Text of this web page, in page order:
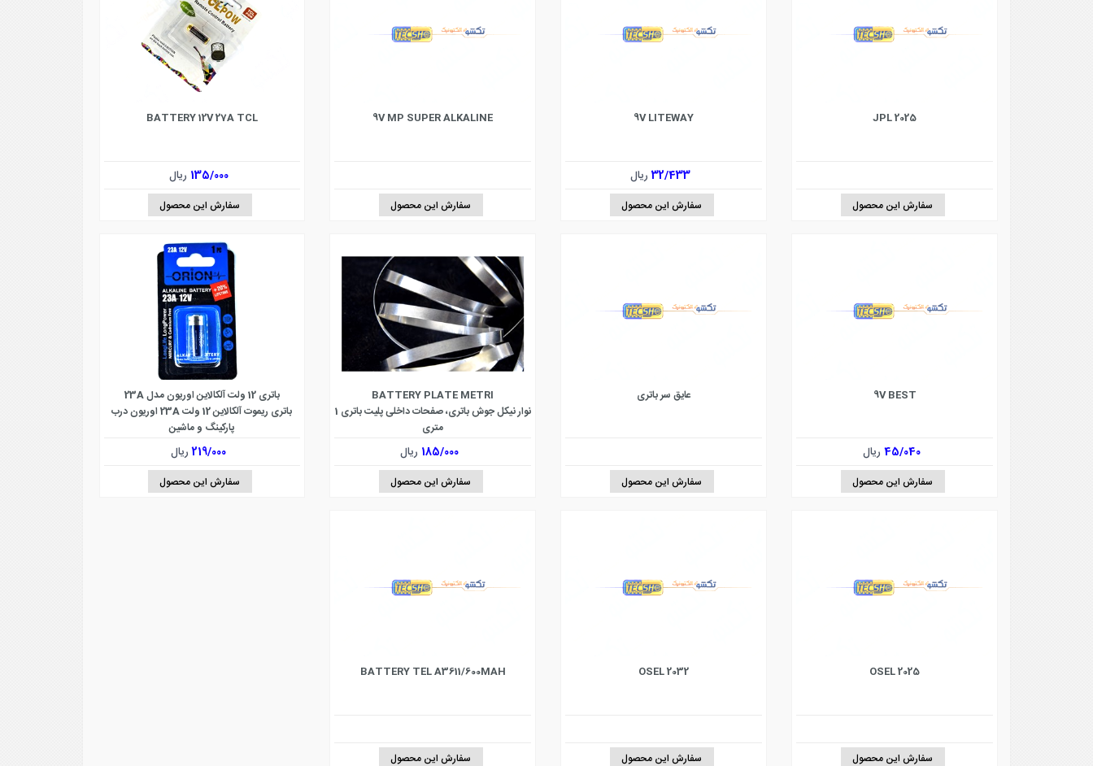
2025 JPL
سفارش این محصول
9V LITEWAY
32/433ریال
سفارش این محصول
9V MP SUPER ALKALINE
سفارش این محصول
BATTERY 12V 27A TCL
135/000 ریال
سفارش این محصول
9V BEST
45/040 ریال
سفارش این محصول
عایق سر باتری
سفارش این محصول
BATTERY PLATE METRI
نوار نیکل جوش باتری، صفحات داخلی پلیت باتری 1
متری
185/000 ریال
سفارش این محصول
باتری 12 ولت آلکالاین اوریون مدل 23A
باتری ریموت آلکالاین 12 ولت 23A اوریون درب
پارکینگ و ماشین
219/000ریال
سفارش این محصول
2025 OSEL
سفارش این محصول
2032 OSEL
سفارش این محصول
BATTERY TEL A3611/600MAH
سفارش این محصول